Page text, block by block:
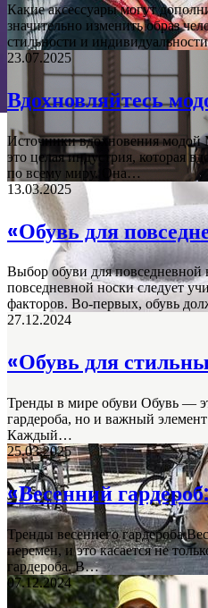
Какие аксессуары могут
значительно изменить образ
стильности и
23.07.2025
Вдохновляйтесь
Источники вдохновения модой
это целая индустрия, которая
по всему миру. Она…
13.03.2025
«Обувь для
Выбор обуви для
повседневной носки следует
факторов. Во-первых, обувь
27.12.2024
«Обувь для
Тренды в мире обуви Обувь —
гардероба, но и важный элемент
Каждый…
25.03.2025
«Весенний
Тренды весеннего гардероба
перемен, и это касается не
гардероба. В…
07.12.2024